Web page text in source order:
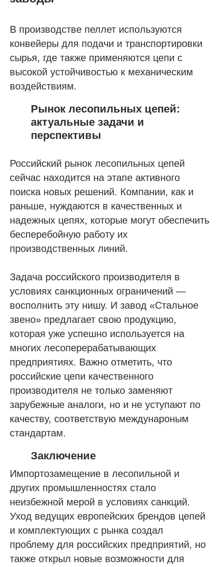
В производстве пеллет используются
конвейеры для подачи и транспортировки
сырья, где также применяются цепи с
высокой устойчивостью к механическим
воздействиям.
Рынок лесопильных цепей:
актуальные задачи и
перспективы
Российский рынок лесопильных цепей
сейчас находится на этапе активного
поиска новых решений. Компании, как и
раньше, нуждаются в качественных и
надежных цепях, которые могут обеспечить
бесперебойную работу их
производственных линий.
Задача российского производителя в
условиях санкционных ограничений —
восполнить эту нишу. И завод «Стальное
звено» предлагает свою продукцию,
которая уже успешно используется на
многих лесоперерабатывающих
предприятиях. Важно отметить, что
российские цепи качественного
производителя не только заменяют
зарубежные аналоги, но и не уступают по
качеству, соответствую междунароным
стандартам.
Заключение
Импортозамещение в лесопильной и
других промышленностях стало
неизбежной мерой в условиях санкций.
Уход ведущих европейских брендов цепей
и комплектующих с рынка создал
проблему для российских предприятий, но
также открыл новые возможности для